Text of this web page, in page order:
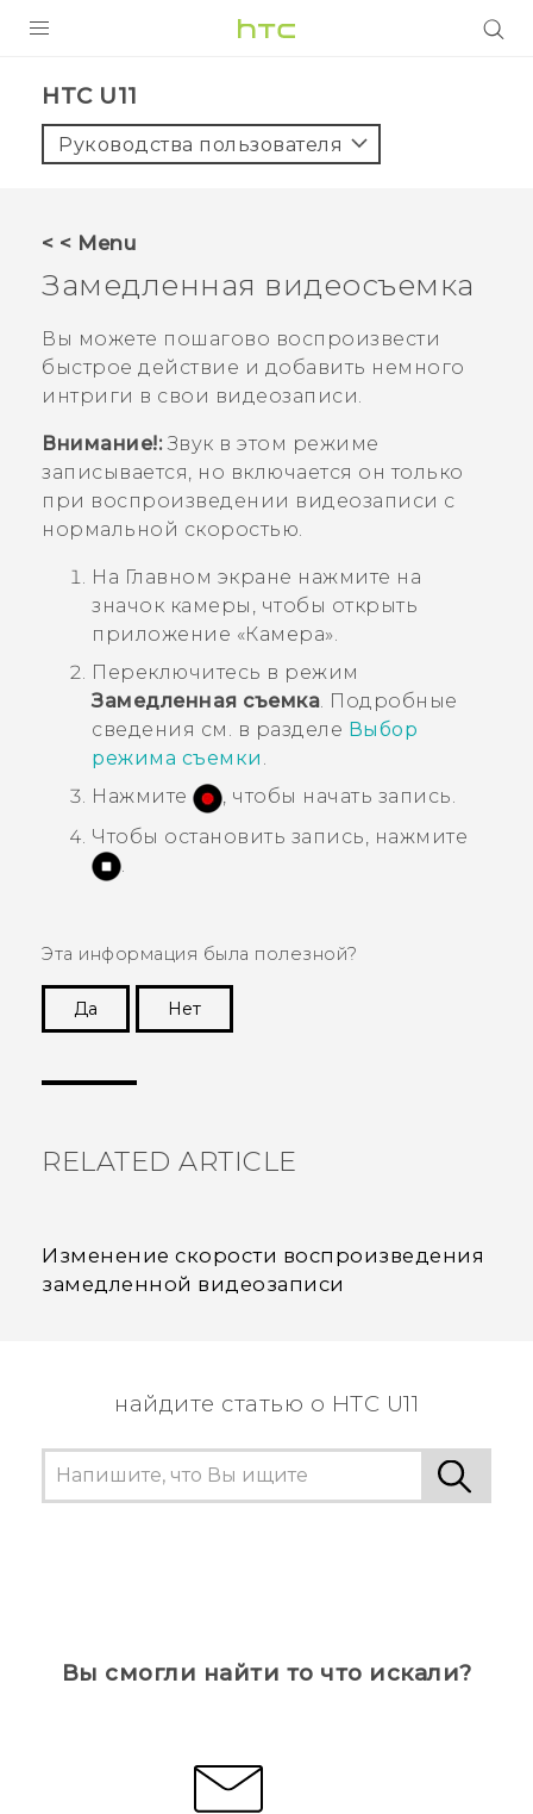
5G
ПОДДЕРЖКА
HTC U11‎
Руководства пользователя
< < Menu
Замедленная видеосъемка
Вы можете пошагово воспроизвести
быстрое действие и добавить немного
интриги в свои видеозаписи.
Внимание!:Звук в этом режиме
записывается, но включается он только
при воспроизведении видеозаписи с
нормальной скоростью.
На Главном экране нажмите на
значок камеры, чтобы открыть
приложение «Камера».
Переключитесь в режим
Замедленная съемка. Подробные
сведения см. в разделе Выбор
режима съемки .
Нажмите
, чтобы начать запись.
Чтобы остановить запись, нажмите
Эта информация была полезной?
Да
Нет
RELATED ARTICLE
Изменение скорости воспроизведения
замедленной видеозаписи
найдите статью о HTC U11
Вы смогли найти то что искали?